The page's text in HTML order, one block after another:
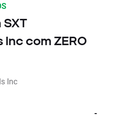
SXT
com ZERO
Inc
-